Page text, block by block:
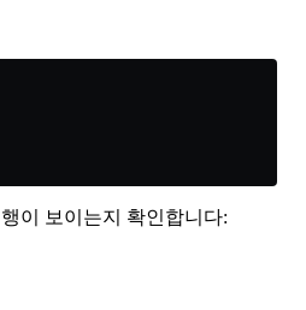
이 보이는지 확인합니다: